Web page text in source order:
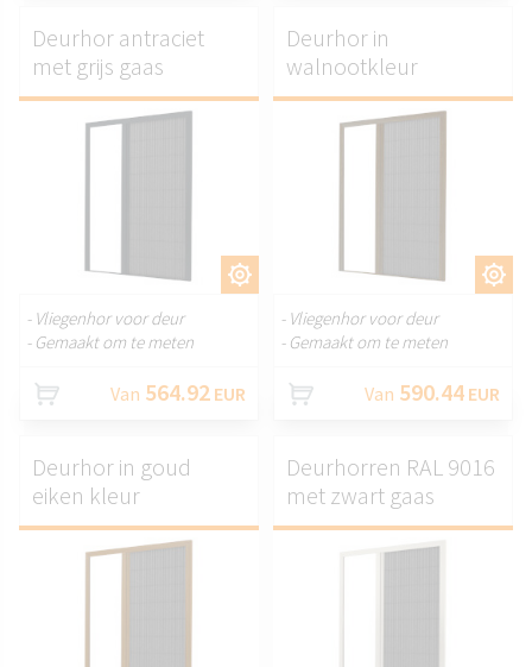
AANPASSEN.
Deurhor antraciet
met grijs gaas
- Vliegenhor voor deur
- Gemaakt om te meten
Van 564.92 EUR
AANPASSEN.
Deurhor in
walnootkleur
- Vliegenhor voor deur
- Gemaakt om te meten
Van 590.44 EUR
Deurhor in goud
eiken kleur
Deurhorren RAL 9016
met zwart gaas